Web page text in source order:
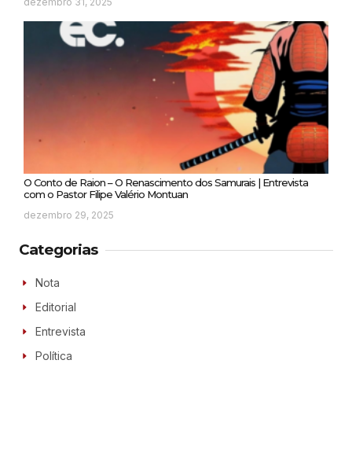
O Conto de Raion – O Renascimento dos Samurais | Entrevista
com o Pastor Filipe Valério Montuan
dezembro 29, 2025
Categorias
Nota
Editorial
Entrevista
Política